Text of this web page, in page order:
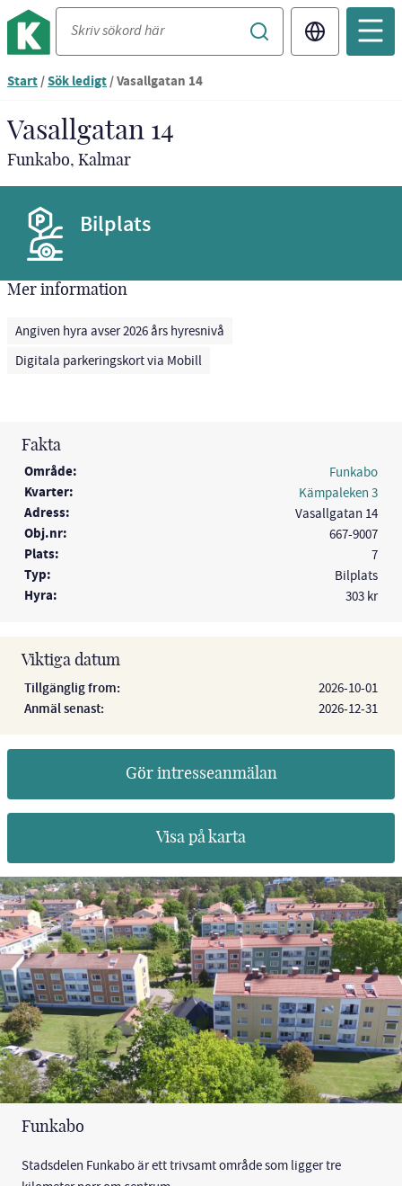
Translate
Start/Sök ledigt/Vasallgatan 14
Vasallgatan 14
Funkabo, Kalmar
Bilplats
Mer information
Angiven hyra avser 2026 års hyresnivå
Digitala parkeringskort via Mobill
Fakta
Område: Funkabo
Kvarter: Kämpaleken 3
Adress: Vasallgatan 14
Obj.nr: 667-9007
Plats: 7
Typ: Bilplats
Hyra: 303 kr
Viktiga datum
Tillgänglig from:
2026-10-01
Anmäl senast:
2026-12-31
Gör intresseanmälan
Visa på karta
Funkabo
Stadsdelen Funkabo är ett trivsamt område som ligger tre